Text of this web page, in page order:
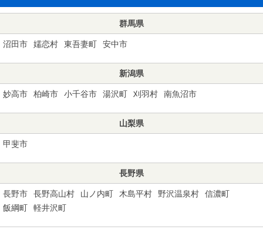
群馬県
沼田市 嬬恋村 東吾妻町 安中市
新潟県
妙高市 柏崎市 小千谷市 湯沢町 刈羽村 南魚沼市
山梨県
甲斐市
長野県
長野市 長野高山村 山ノ内町 木島平村 野沢温泉村
信濃町
飯綱町
軽井沢町